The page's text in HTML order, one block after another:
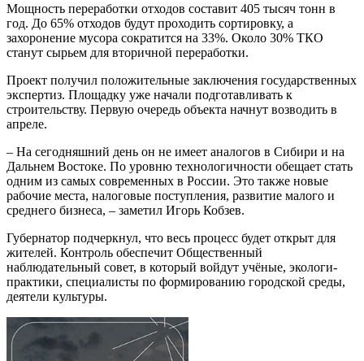
Мощность переработки отходов составит 405 тысяч тонн в
год. До 65% отходов будут проходить сортировку, а
захоронение мусора сократится на 33%. Около 30% ТКО
станут сырьем для вторичной переработки.
Проект получил положительные заключения государственных
экспертиз. Площадку уже начали подготавливать к
строительству. Первую очередь объекта начнут возводить в
апреле.
– На сегодняшний день он не имеет аналогов в Сибири и на
Дальнем Востоке. По уровню технологичности обещает стать
одним из самых современных в России. Это также новые
рабочие места, налоговые поступления, развитие малого и
среднего бизнеса, – заметил Игорь Кобзев.
Губернатор подчеркнул, что весь процесс будет открыт для
жителей. Контроль обеспечит Общественный
наблюдательный совет, в который войдут учёные, экологи-
практики, специалисты по формированию городской среды,
деятели культуры.